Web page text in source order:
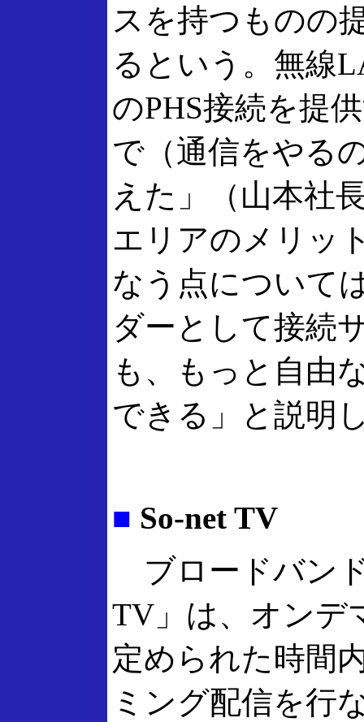
スを持つものの
るという。無線
のPHS接続を提
で（通信をやる
えた」（山本社
エリアのメリッ
なう点について
ダーとして接続
も、もっと自由
できる」と説明
■ So-net TV
ブロードバン
TV」は、オンデ
定められた時間
ミング配信を行